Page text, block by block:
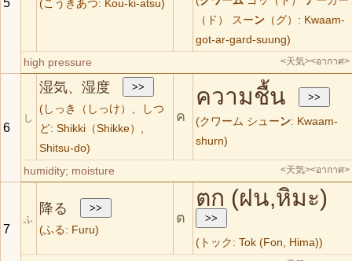
(こうきあつ: Kou-ki-atsu)
（ド） スーン （グ）: Kwaam-
got-ar-gard-suung)
high pressure <天気><อากาศ>
6
し
湿気、湿度
(しっき（しっけ）、しつ
ど: Shikki（Shikke）,
Shitsu-do)
ค
ความชื้น
(クワーム シューン: Kwaam-
shurn)
humidity; moisture <天気><อากาศ>
7
ふ
降る
(ふる: Furu)
ต
ตก (ฝน,หิมะ)
(トック: Tok (Fon, Hima))